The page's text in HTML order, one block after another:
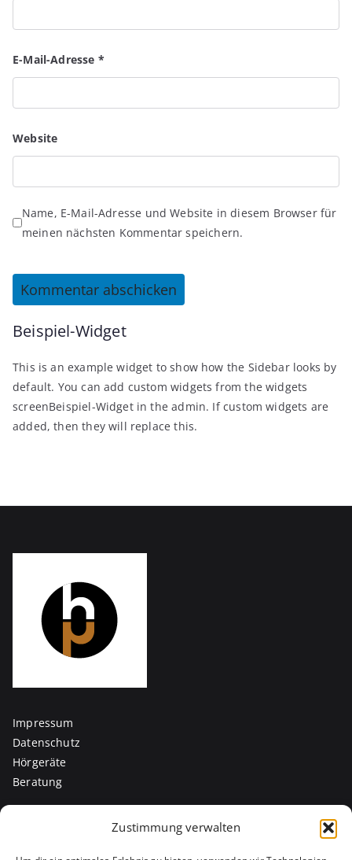
Zustimmung verwalten
E-Mail-Adresse *
Website
Name, E-Mail-Adresse und Website in diesem Browser für
meinen nächsten Kommentar speichern.
Beispiel-Widget
This is an example widget to show how the Sidebar looks by
default. You can add custom widgets from the widgets
screenBeispiel-Widget in the admin. If custom widgets are
added, then they will replace this.
Impressum
Datenschutz
Hörgeräte
Beratung
Kontakt